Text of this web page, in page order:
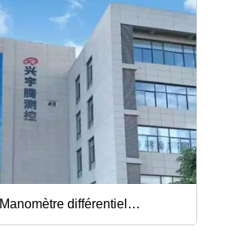
Manomètre différentiel